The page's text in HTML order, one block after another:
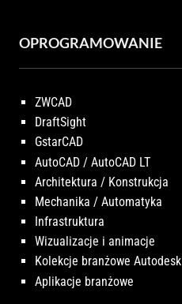
OPROGRAMOWANIE
ZWCAD
DraftSight
GstarCAD
AutoCAD / AutoCAD LT
Architektura / Konstrukcja
Mechanika / Automatyka
Infrastruktura
Wizualizacje i animacje
Kolekcje branżowe Autodesk
Aplikacje branżowe